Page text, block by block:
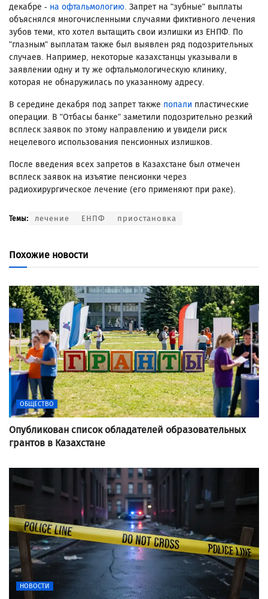
декабре - на офтальмологию. Запрет на "зубные" выплаты
объяснялся многочисленными случаями фиктивного лечения
зубов теми, кто хотел вытащить свои излишки из ЕНПФ. По
"глазным" выплатам также был выявлен ряд подозрительных
случаев. Например, некоторые казахстанцы указывали в
заявлении одну и ту же офтальмологическую клинику,
которая не обнаружилась по указанному адресу.
В середине декабря под запрет также попали пластические
операции. В "Отбасы банке" заметили подозрительно резкий
всплеск заявок по этому направлению и увидели риск
нецелевого использования пенсионных излишков.
После введения всех запретов в Казахстане был отмечен
всплеск заявок на изъятие пенсионки через
радиохирургическое лечение (его применяют при раке).
Темы: лечение ЕНПФ приостановка
Похожие новости
ОБЩЕСТВО
Опубликован список обладателей образовательных
грантов в Казахстане
НОВОСТИ